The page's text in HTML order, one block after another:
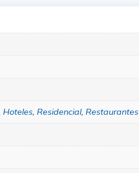
Hoteles,Residencial,Restaurantes